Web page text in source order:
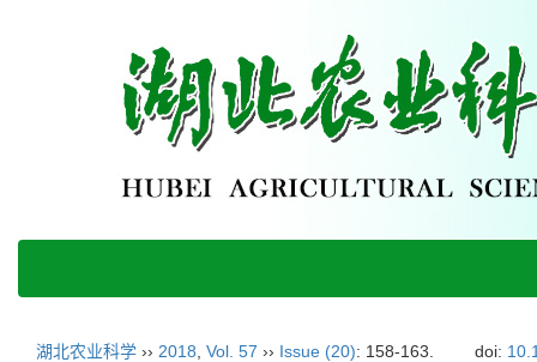
湖北农业科学 ›› 2018 Vol. 57 ›› Issue (20): 158-163. doi: